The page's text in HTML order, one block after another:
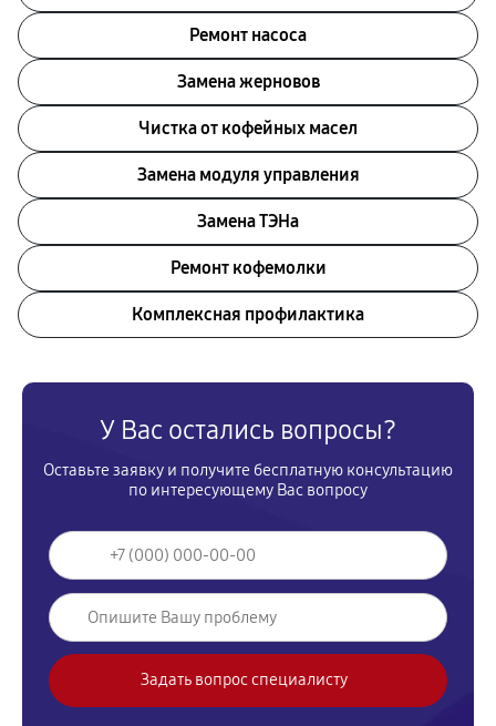
Ремонт насоса
Замена жерновов
Чистка от кофейных масел
Замена модуля управления
Замена ТЭНа
Ремонт кофемолки
Комплексная профилактика
У Вас остались вопросы?
Оставьте заявку и получите бесплатную консультацию
по интересующему Вас вопросу